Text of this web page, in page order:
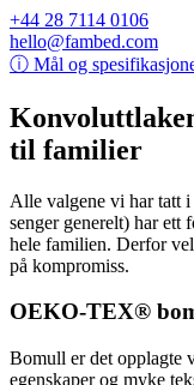
+44 28 7114 0106
hello@fambed.com
ⓘ Mål og
til familier
Alle valgene vi har tatt
senger generelt) har ett
hele familien. Derfor
på kompromiss.
OEKO-TEX®
Bomull er det opplagte
egenskaper og myke